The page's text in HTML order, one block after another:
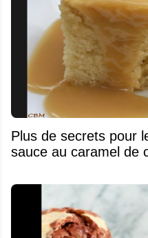
Plus de secrets pour
sauce au caramel de